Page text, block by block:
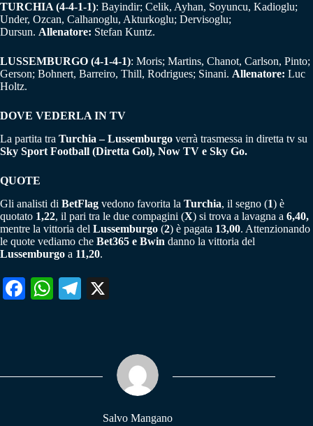
TURCHIA (4-4-1-1): Bayindir; Celik, Ayhan, Soyuncu, Kadioglu;
Under, Ozcan, Calhanoglu, Akturkoglu; Dervisoglu;
Dursun. Allenatore: Stefan Kuntz.
LUSSEMBURGO (4-1-4-1): Moris; Martins, Chanot, Carlson, Pinto;
Gerson; Bohnert, Barreiro, Thill, Rodrigues; Sinani. Allenatore: Luc
Holtz.
DOVE VEDERLA IN TV
La partita tra Turchia – Lussemburgo verrà trasmessa in diretta tv su
Sky Sport Football (Diretta Gol), Now TV e Sky Go.
QUOTE
Gli analisti di BetFlag vedono favorita la Turchia, il segno (1) è
quotato 1,22, il pari tra le due compagini (X) si trova a lavagna a 6,40,
mentre la vittoria del Lussemburgo (2) è pagata 13,00. Attenzionando
le quote vediamo che Bet365 e Bwin danno la vittoria del
Lussemburgo a 11,20.
Fa W
pp
Te
m
Salvo Mangano